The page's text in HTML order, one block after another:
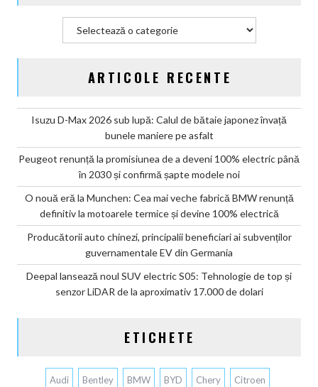
ARTICOLE RECENTE
Isuzu D-Max 2026 sub lupă: Calul de bătaie japonez învață
bunele maniere pe asfalt
Peugeot renunță la promisiunea de a deveni 100% electric până
în 2030 și confirmă șapte modele noi
O nouă eră la Munchen: Cea mai veche fabrică BMW renunță
definitiv la motoarele termice și devine 100% electrică
Producătorii auto chinezi, principalii beneficiari ai subvenților
guvernamentale EV din Germania
Deepal lansează noul SUV electric S05: Tehnologie de top și
senzor LiDAR de la aproximativ 17.000 de dolari
ETICHETE
Audi Bentley BMW BYD Chery Citroen